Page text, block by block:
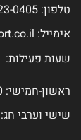
טלפון: 077-423-0405
אימייל:
שעות פעילות:
ראשון-חמישי: 9:00-18:00
שישי וערבי חג: 9:00-14:00